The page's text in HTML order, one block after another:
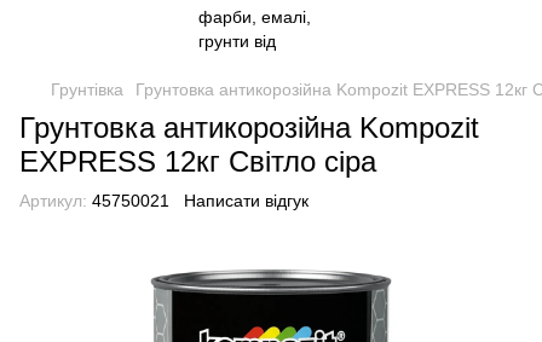
Грунтівка Грунтовка антикорозійна Kompozit EXPRESS 12кг
Грунтовка антикорозійна Kompozit
EXPRESS 12кг Світло сіра
Артикул: 45750021 Написати відгук